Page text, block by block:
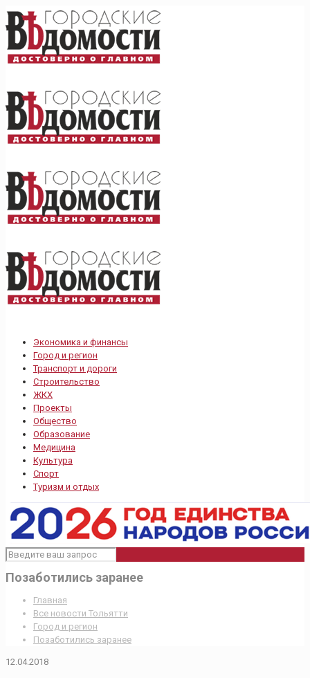
Экономика и финансы
Город и регион
Транспорт и дороги
Строительство
ЖКХ
Проекты
Общество
Образование
Медицина
Культура
Спорт
Туризм и отдых
Позаботились заранее
Главная
Все новости Тольятти
Город и регион
Позаботились заранее
12.04.2018